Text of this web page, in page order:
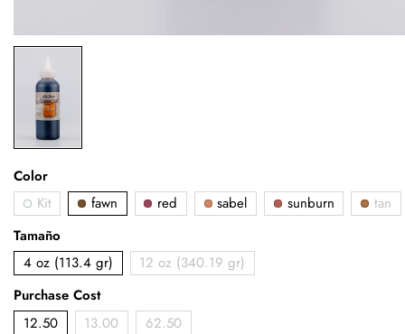
Color
Kit
fawn red sabel sunburn
tan
Tamaño
4 oz (113.4 gr)
12 oz (340.19 gr)
Purchase Cost
12.50
13.00
62.50